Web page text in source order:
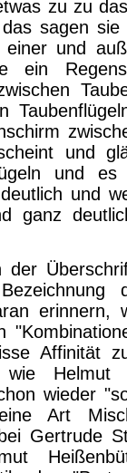
zu zu
sagen sie
und
ein
und
und
und
ganz
erinnern,
Affinität
Helmut
wieder
Art
Gertrude